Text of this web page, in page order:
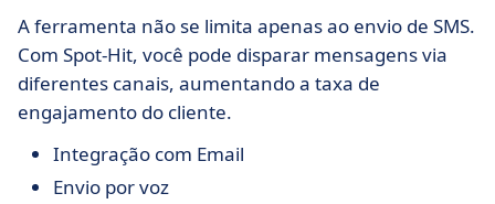
A ferramenta não se limita apenas ao envio de SMS.
Com Spot-Hit, você pode disparar mensagens via
diferentes canais, aumentando a taxa de
engajamento do cliente.
Integração com Email
Envio por voz